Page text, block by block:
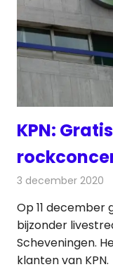
KPN:
3 december 2020
Op 11 december
bijzonder
Scheveningen.
klanten van KPN.